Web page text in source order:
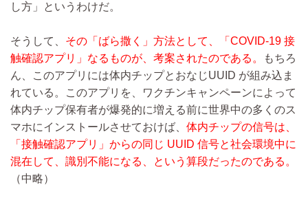
し方」というわけだ。
そうして、 その「ばら撒く」方法として、「COVID-19 接
触確認アプリ」なるものが、考案されたのである。
もちろ
ん、このアプリには体内チップとおなじUUID が組み込ま
れている。このアプリを、ワクチンキャンペーンによって
体内チップ保有者が爆発的に増える前に世界中の多くのス
マホにインストールさせておけば、 体内チップの信号は、
「接触確認アプリ」からの同じ UUID 信号と社会環境中に
混在して、識別不能になる、という算段だったのである。
（中略）